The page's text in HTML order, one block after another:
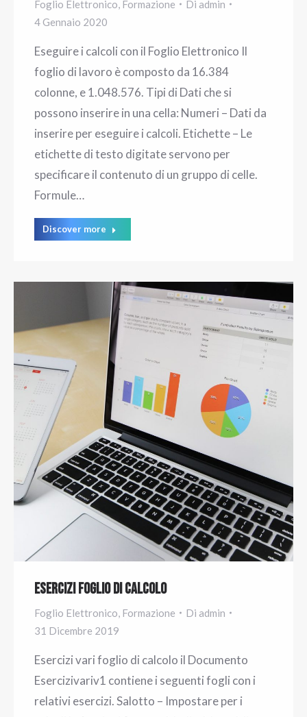
Foglio Elettronico, Formazione Di admin
4 Gennaio 2020
Eseguire i calcoli con il Foglio Elettronico Il
foglio di lavoro è composto da 16.384
colonne, e 1.048.576. Tipi di Dati che si
possono inserire in una cella: Numeri – Dati da
inserire per eseguire i calcoli. Etichette – Le
etichette di testo digitate servono per
specificare il contenuto di un gruppo di celle.
Formule…
Discover more
Esercizi Foglio di Calcolo
Foglio Elettronico, Formazione Di admin
31 Dicembre 2019
Esercizi vari foglio di calcolo il Documento
Esercizivariv1 contiene i seguenti fogli con i
relativi esercizi. Salotto – Impostare per i